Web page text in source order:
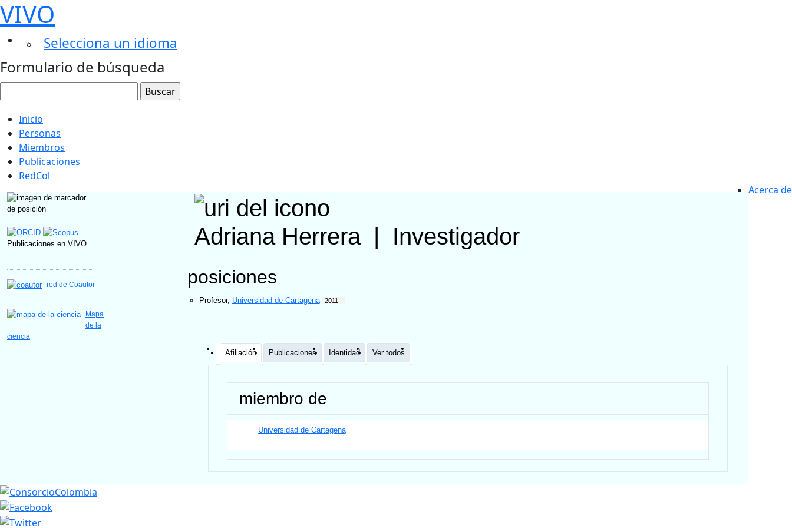
VIVO
Selecciona un idioma
Formulario de búsqueda
Inicio
Personas
Miembros
Publicaciones
RedCol
Acerca de
Publicaciones en VIVO
red de Coautor
Mapa
de la
ciencia
Adriana Herrera Investigador
posiciones
Profesor, Universidad de Cartagena 2011 -
Afiliación Publicaciones Identidad Ver todos
miembro de
Universidad de Cartagena